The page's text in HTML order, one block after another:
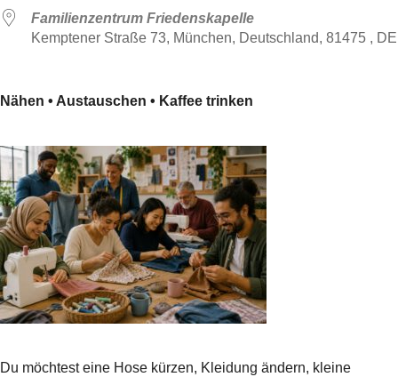
Familienzentrum Friedenskapelle
Kemptener Straße 73, München, Deutschland, 81475 , DE
Nähen • Austauschen • Kaffee trinken
Du möchtest eine Hose kürzen, Kleidung ändern, kleine